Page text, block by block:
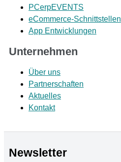
PCerpEVENTS
eCommerce-Schnittstellen
App Entwicklungen
Unternehmen
Über uns
Partnerschaften
Aktuelles
Kontakt
Newsletter